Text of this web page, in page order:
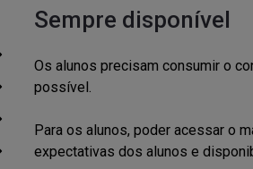
Sempre disponível
Os alunos precisam consumir o
possível.
Para os alunos, poder acessar o
expectativas dos alunos e